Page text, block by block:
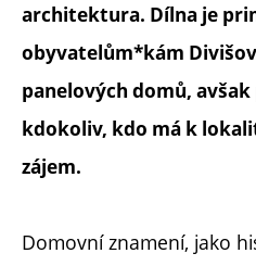
architektura. Dílna je
obyvatelům*kám
panelových domů,
kdokoliv, kdo má k
zájem.
Domovní znamení, jako